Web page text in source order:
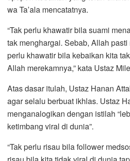
wa Ta’ala mencatatnya.
“Tak perlu khawatir bila suami
tak menghargai. Sebab, Allah
perlu khawatir bila kebaikan kita
Allah merekamnya,” kata Ustaz
Atas dasar itulah, Ustaz Hanan
agar selalu berbuat ikhlas. Ustaz
menganalogikan dengan istilah
ketimbang viral di dunia”.
“Tak perlu risau bila follower